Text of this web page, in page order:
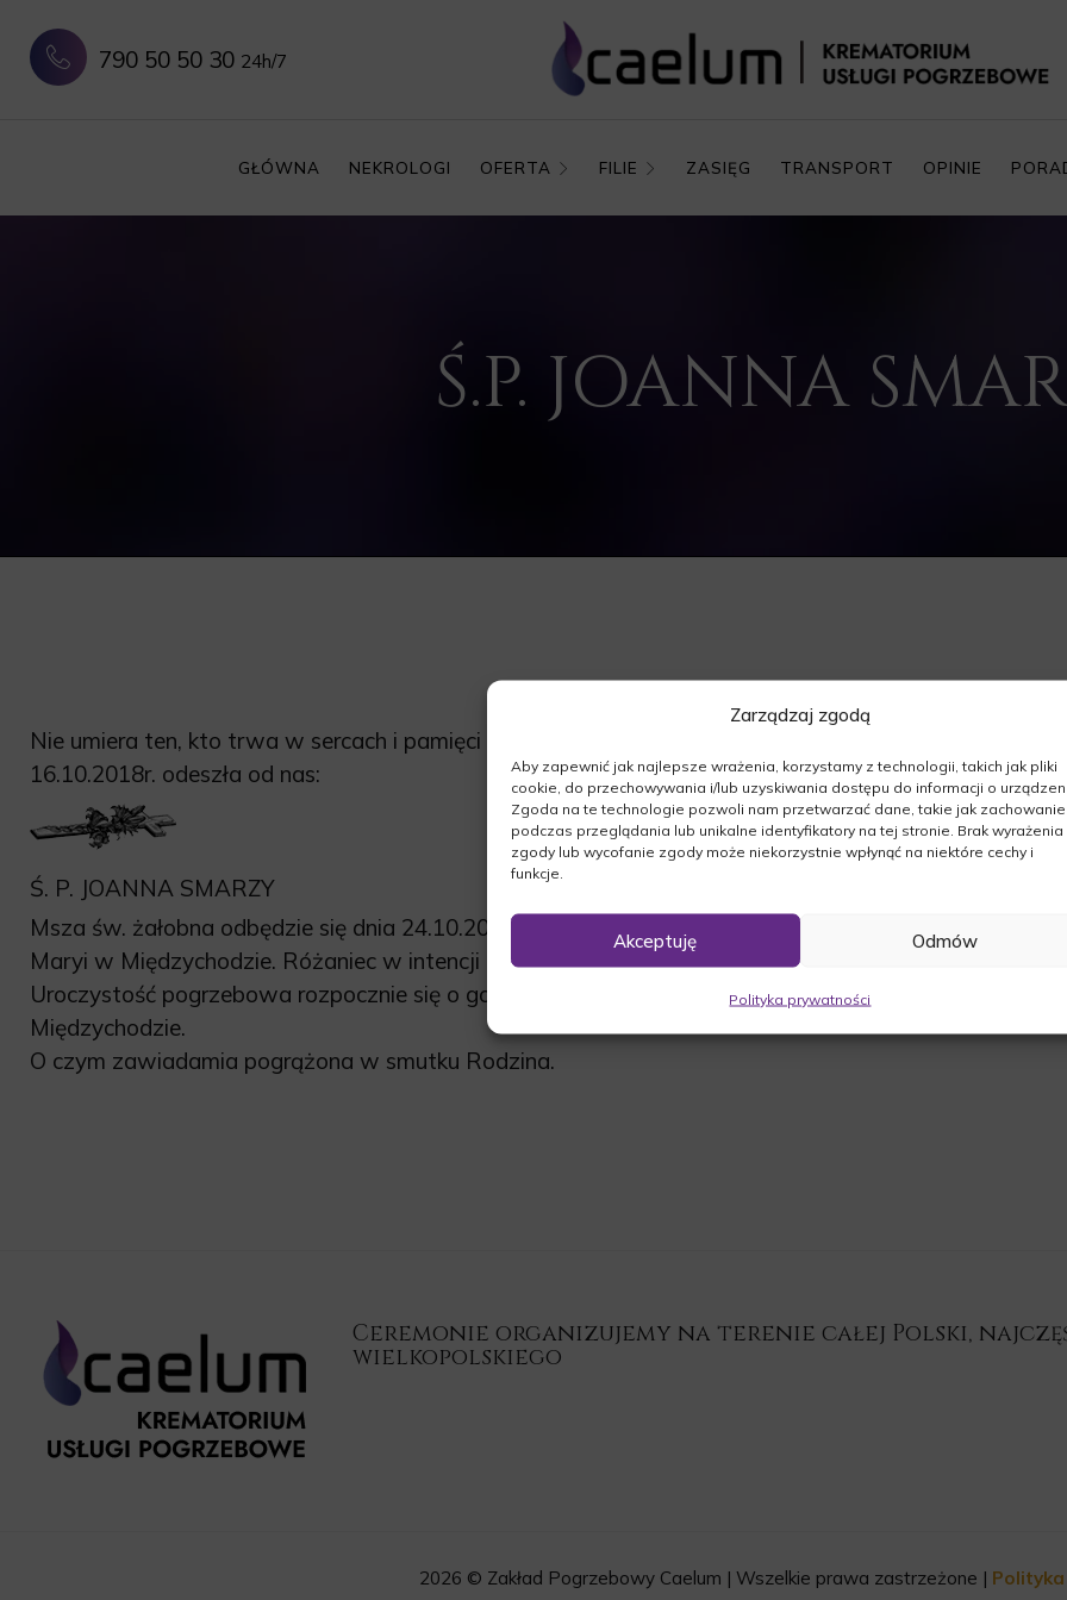
Zarządzaj zgodą
Aby zapewnić jak najlepsze wrażenia, korzystamy z technologii, takich jak pliki
cookie, do przechowywania i/lub uzyskiwania dostępu do informacji o
Zgoda na te technologie pozwoli nam przetwarzać dane, takie jak zachowanie
podczas przeglądania lub unikalne identyfikatory na tej stronie. Brak wyrażenia
zgody lub wycofanie zgody może niekorzystnie wpłynąć na niektóre cechy i
funkcje.
Akceptuję Odmów
Polityka prywatności
790 50 50 30 24h/7
GŁÓWNA NEKROLOGI OFERTA FILIE ZASIĘG TRANSPORT OPINIE
Ś.P. JOANNA
Nie umiera ten, kto trwa w sercach i pamięci naszej.Z Głębokim żalem zawiadamiamy, że dnia
16.10.2018r. odeszła od nas:
Ś. P. JOANNA SMARZY
Msza św. żałobna odbędzie się dnia 24.10.2018r. o godz. 13:00 w kościele Niepokalanego Serca
Maryi w Międzychodzie. Różaniec w intencji osoby zmarłej odbędzie się o godz. 12:30.
Uroczystość pogrzebowa rozpocznie się o godz. 14:00 na cmentarzu komunalnym w
Międzychodzie.
O czym zawiadamia pogrążona w smutku Rodzina.
Ceremonie organizujemy na terenie całej Polski,
wielkopolskiego
2026 © Zakład Pogrzebowy Caelum | Wszelkie prawa zastrzeżone |